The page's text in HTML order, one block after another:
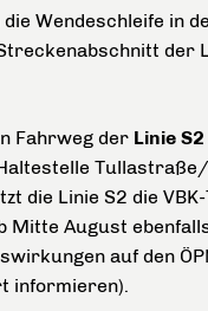
Wendeschleife in
der
Fahrweg der Linie S2
die Linie S2 die
Mitte August
auf den
informieren).